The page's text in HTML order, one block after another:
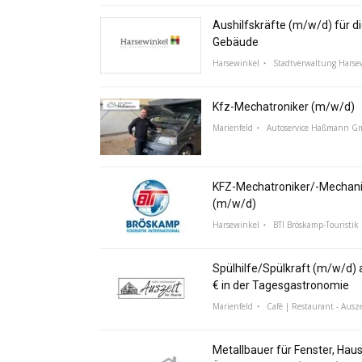
Aushilfskräfte (m/w/d) für
Gebäude
Harsewinkel Stadtverwaltung
Kfz-Mechatroniker (m/w/d)
Marienfeld Autoservice Haßmann
KFZ-Mechatroniker/-
(m/w/d)
Harsewinkel BTI Bröskamp-
Spülhilfe/Spülkraft (m/w/d)
€ in der Tagesgastronomie
Marienfeld Café | Restaurant -
Metallbauer für Fenster,